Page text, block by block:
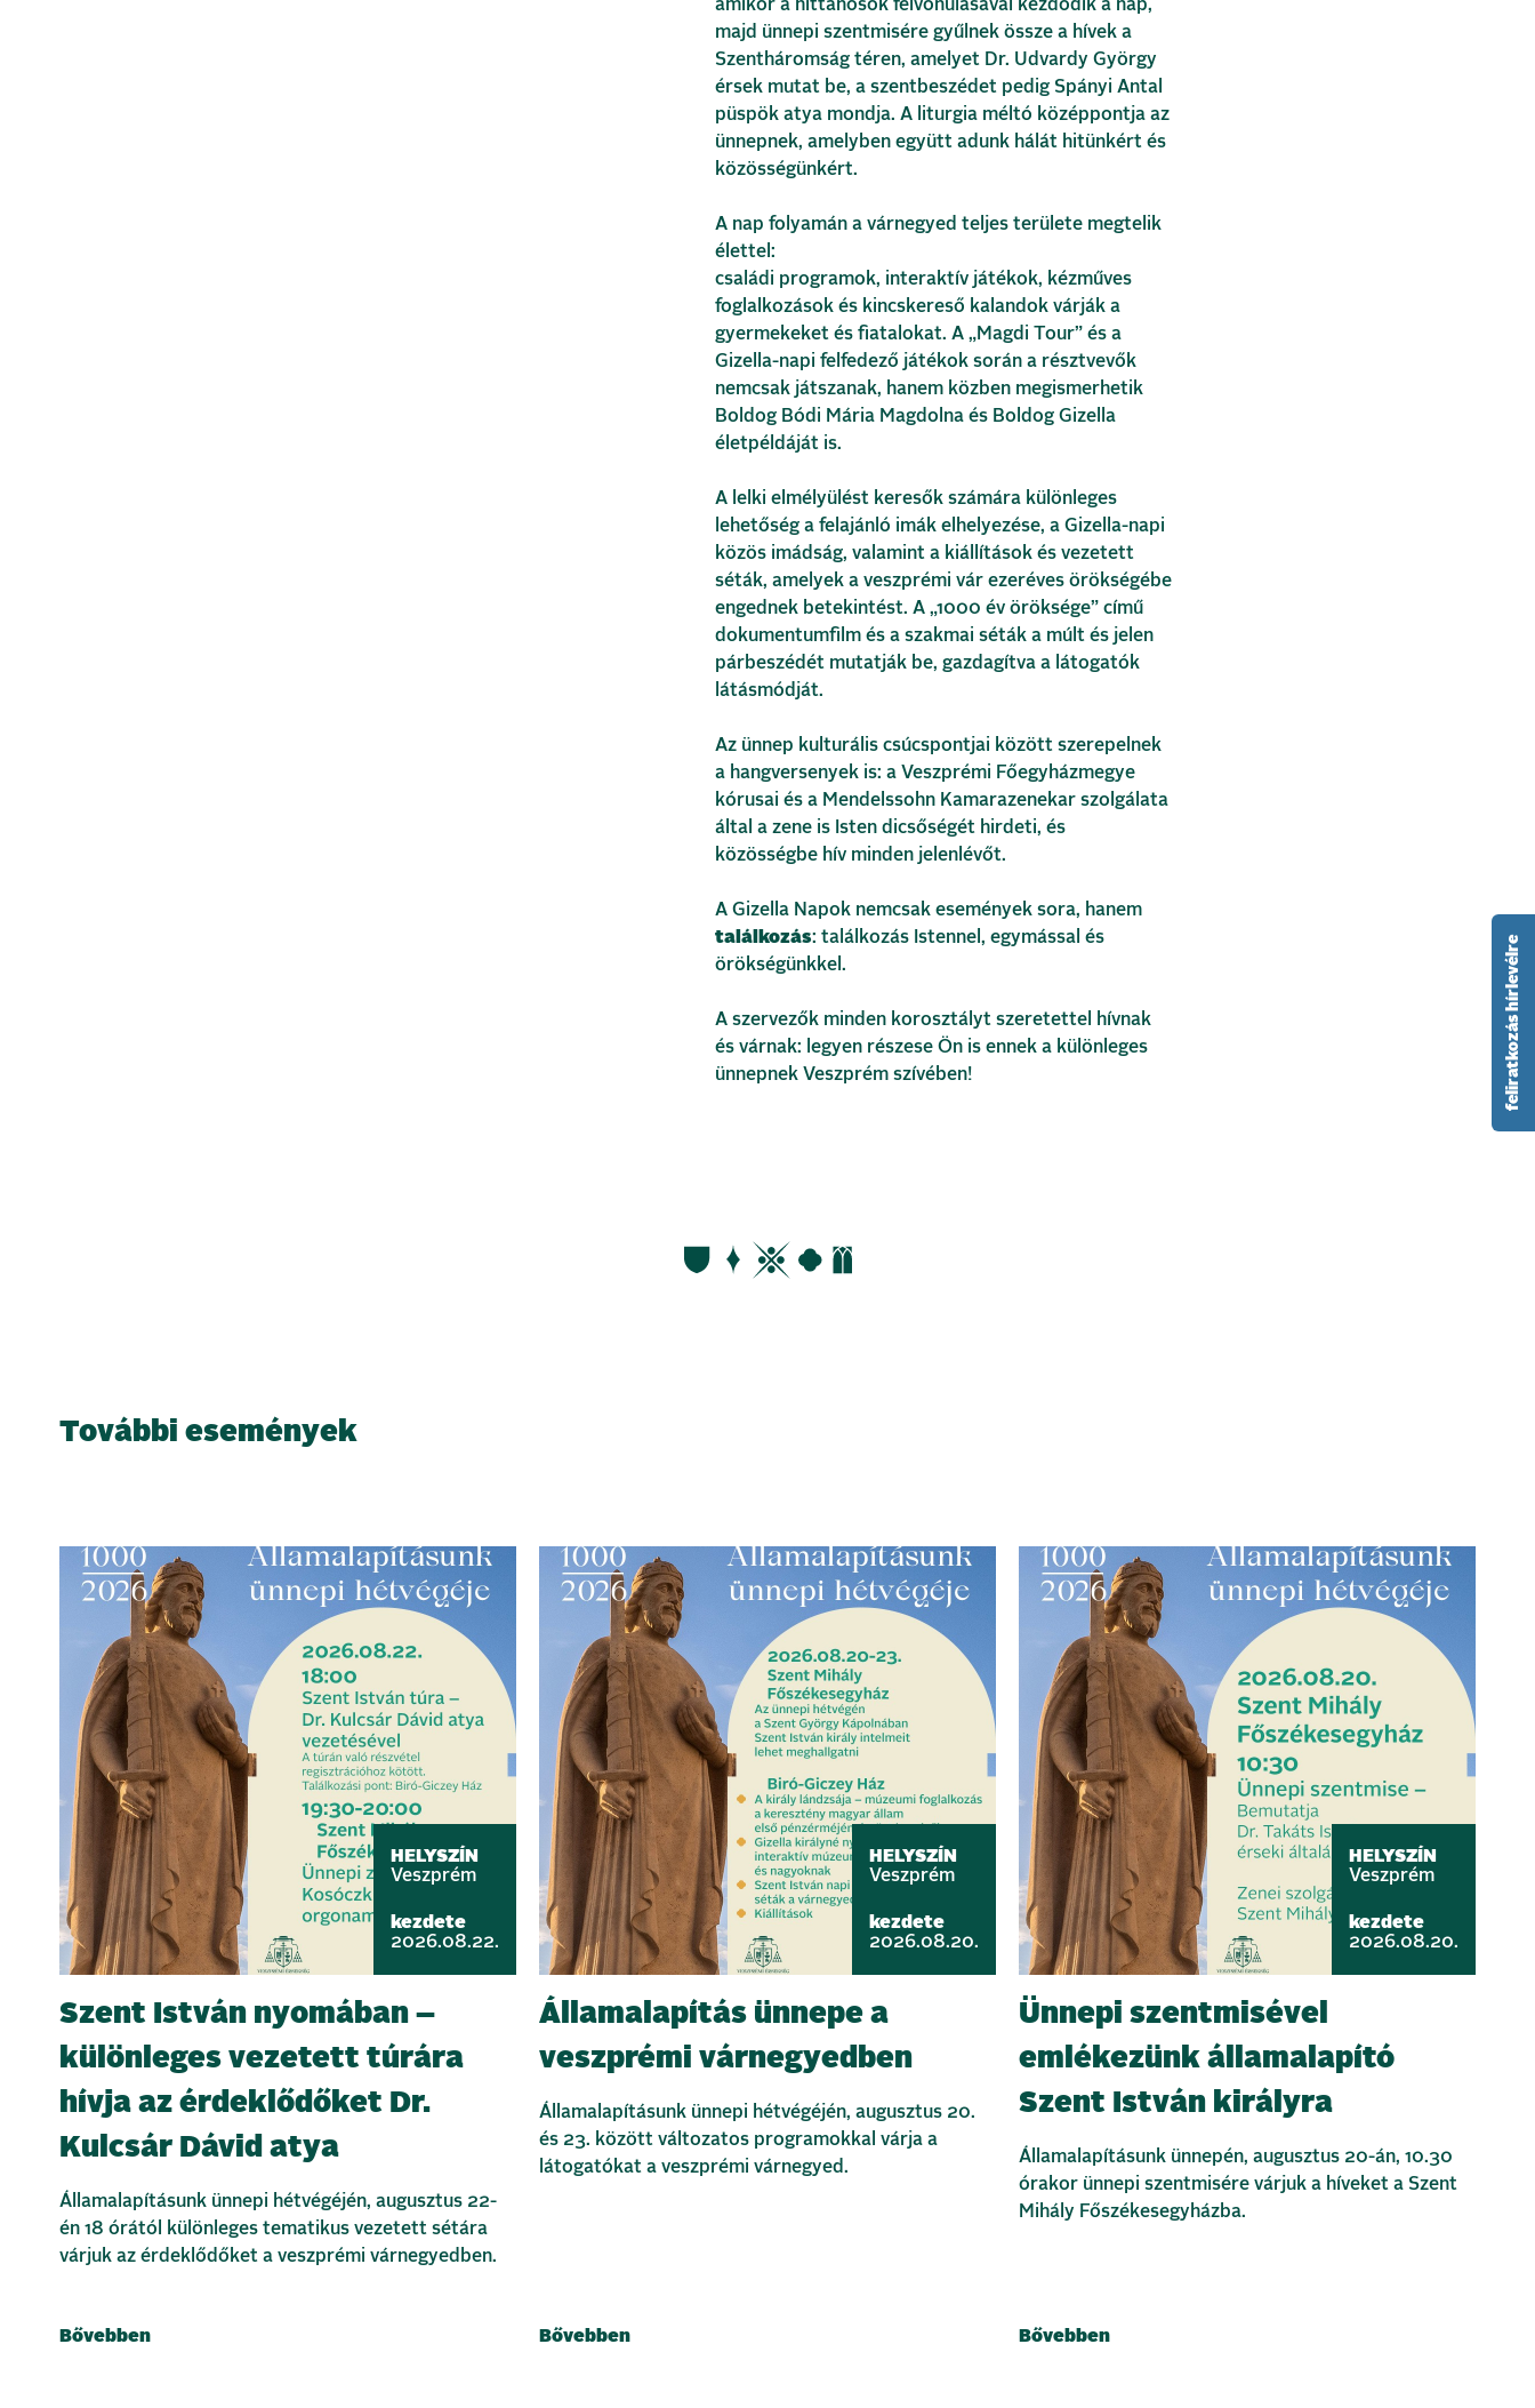
amikor a hittanosok felvonulásával kezdődik a nap,
majd ünnepi szentmisére gyűlnek össze a hívek a
Szentháromság téren, amelyet Dr. Udvardy György
érsek mutat be, a szentbeszédet pedig Spányi Antal
püspök atya mondja. A liturgia méltó középpontja az
ünnepnek, amelyben együtt adunk hálát hitünkért és
közösségünkért.
A nap folyamán a várnegyed teljes területe megtelik
élettel:
családi programok, interaktív játékok, kézműves
foglalkozások és kincskereső kalandok várják a
gyermekeket és fiatalokat. A „Magdi Tour” és a
Gizella-napi felfedező játékok során a résztvevők
nemcsak játszanak, hanem közben megismerhetik
Boldog Bódi Mária Magdolna és Boldog Gizella
életpéldáját is.
A lelki elmélyülést keresők számára különleges
lehetőség a felajánló imák elhelyezése, a Gizella-napi
közös imádság, valamint a kiállítások és vezetett
séták, amelyek a veszprémi vár ezeréves örökségébe
engednek betekintést. A „1000 év öröksége” című
dokumentumfilm és a szakmai séták a múlt és jelen
párbeszédét mutatják be, gazdagítva a látogatók
látásmódját.
Az ünnep kulturális csúcspontjai között szerepelnek
a hangversenyek is: a Veszprémi Főegyházmegye
kórusai és a Mendelssohn Kamarazenekar szolgálata
által a zene is Isten dicsőségét hirdeti, és
közösségbe hív minden jelenlévőt.
A Gizella Napok nemcsak események sora, hanem
találkozás: találkozás Istennel, egymással és
örökségünkkel.
A szervezők minden korosztályt szeretettel hívnak
és várnak: legyen részese Ön is ennek a különleges
ünnepnek Veszprém szívében!
További események
HELYSZÍN
Veszprém
kezdete
2026.08.22.
Szent István nyomában –
különleges vezetett túrára
hívja az érdeklődőket Dr.
Kulcsár Dávid atya
Államalapításunk ünnepi hétvégéjén, augusztus 22-
én 18 órától különleges tematikus vezetett sétára
várjuk az érdeklődőket a veszprémi várnegyedben.
Bővebben
HELYSZÍN
Veszprém
kezdete
2026.08.20.
Államalapítás ünnepe a
veszprémi várnegyedben
Államalapításunk ünnepi hétvégéjén, augusztus 20.
és 23. között változatos programokkal várja a
látogatókat a veszprémi várnegyed.
Bővebben
HELYSZÍN
Veszprém
kezdete
2026.08.20.
Ünnepi szentmisével
emlékezünk államalapító
Szent István királyra
Államalapításunk ünnepén, augusztus 20-án, 10.30
órakor ünnepi szentmisére várjuk a híveket a Szent
Mihály Főszékesegyházba.
Bővebben
feliratkozás hírlevélre